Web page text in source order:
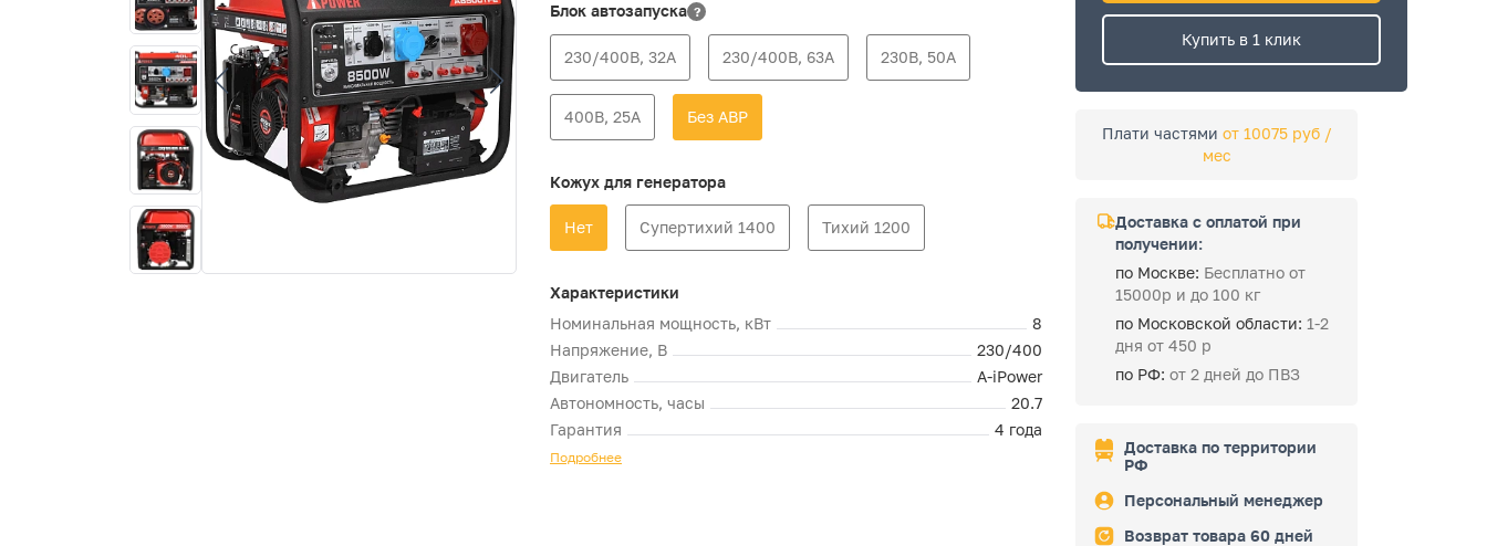
Блок автозапуска ?
230/400В, 32А 230/400В, 63А 230В, 50А
400В, 25А Без АВР
Кожух для генератора
Нет Супертихий 1400 Тихий 1200
Характеристики
Номинальная мощность, кВт
8
Напряжение, В
230/400
Двигатель
A-iPower
Автономность, часы
20.7
Гарантия
4 года
Подробнее
Купить в 1 клик
Плати частями от 10075 руб /
мес
Доставка с оплатой при
получении:
по Москве: Бесплатно от
15000р и до 100 кг
по Московской области: 1-2
дня от 450 р
по РФ: от 2 дней до ПВЗ
Доставка по территории
РФ
Персональный менеджер
Возврат товара 60 дней